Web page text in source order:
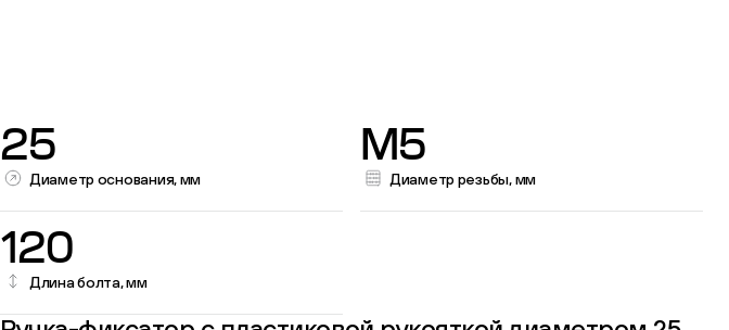
25
Диаметр основания, мм
M5
Диаметр резьбы, мм
120
Длина болта, мм